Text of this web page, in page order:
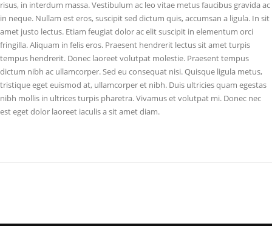
risus, in interdum massa. Vestibulum ac leo vitae metus faucibus gravida ac
in neque. Nullam est eros, suscipit sed dictum quis, accumsan a ligula. In sit
amet justo lectus. Etiam feugiat dolor ac elit suscipit in elementum orci
fringilla. Aliquam in felis eros. Praesent hendrerit lectus sit amet turpis
tempus hendrerit. Donec laoreet volutpat molestie. Praesent tempus
dictum nibh ac ullamcorper. Sed eu consequat nisi. Quisque ligula metus,
tristique eget euismod at, ullamcorper et nibh. Duis ultricies quam egestas
nibh mollis in ultrices turpis pharetra. Vivamus et volutpat mi. Donec nec
est eget dolor laoreet iaculis a sit amet diam.